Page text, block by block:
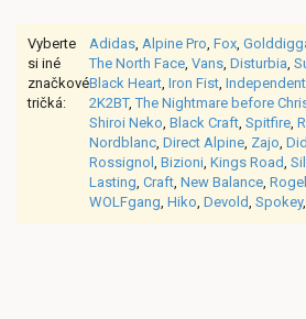
Vyberte
si iné
značkové
tričká:
Adidas Alpine Pro Fox
The North Face Vans Disturbia
Black Heart Iron Fist Independent
2K2BT,The Nightmare before
Shiroi Neko Black Craft Spitfire
Nordblanc Direct Alpine Zajo
Rossignol Bizioni Kings Road
Lasting Craft New Balance
WOLFgang Hiko Devold Spokey,